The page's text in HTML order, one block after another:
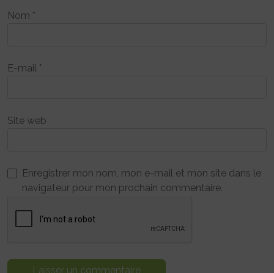
Nom *
E-mail *
Site web
Enregistrer mon nom, mon e-mail et mon site dans le
navigateur pour mon prochain commentaire.